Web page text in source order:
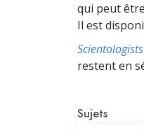
qui peut
Il est
restent en
Sujets